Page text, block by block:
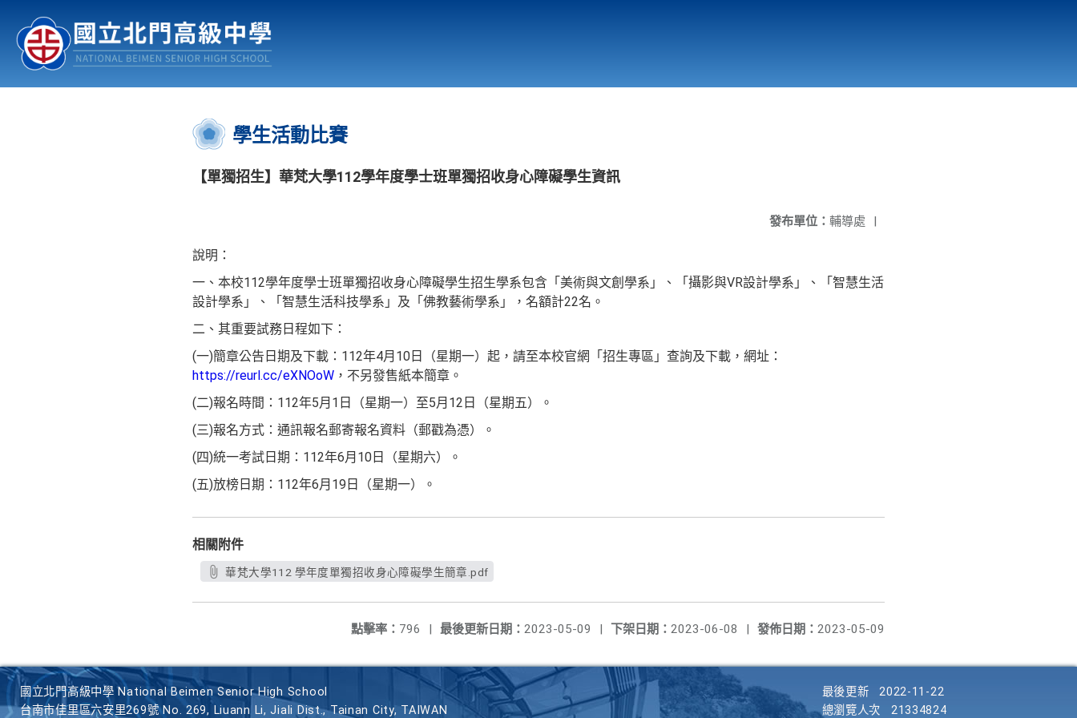
認識北中 行事曆
:::
學生活動比賽
【單獨招生】華梵大學112學年度學士班單獨招收身心障礙學生資訊
發布單位： 輔導處 |
說明：
一、本校112學年度學士班單獨招收身心障礙學生招生學系包含「美術與文創學系」、「攝影與VR設計學系」、「智慧生活
設計學系」、「智慧生活科技學系」及「佛教藝術學系」，名額計22名。
二、其重要試務日程如下：
(一)簡章公告日期及下載：112年4月10日（星期一）起，請至本校官網「招生專區」查詢及下載，網址：
https://reurl.cc/eXNOoW ，不另發售紙本簡章。
(二)報名時間：112年5月1日（星期一）至5月12日（星期五）。
(三)報名方式：通訊報名郵寄報名資料（郵戳為憑）。
(四)統一考試日期：112年6月10日（星期六）。
(五)放榜日期：112年6月19日（星期一）。
相關附件
華梵大學112 學年度單獨招收身心障礙學生簡章.pdf
發佈日期： 2023-05-09
下架日期： 2023-06-08 |
最後更新日期： 2023-05-09 |
點擊率： 796 |
國立北門高級中學 National Beimen Senior High School
台南市佳里區六安里269號 No. 269, Liuann Li, Jiali Dist., Tainan City, TAIWAN
最後更新
2022-11-22
總瀏覽人次
21334824